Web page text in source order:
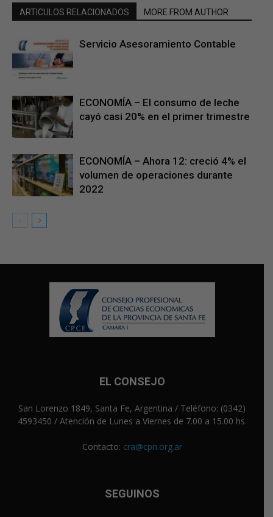
ARTICULOS RELACIONADOS MORE FROM AUTHOR
Servicio Asesoramiento Contable
ECONOMÍA – El consumo de leche
cayó casi 20% en el primer trimestre
ECONOMÍA – Ahora 12: creció 4% el
volumen de operaciones durante
2022
EL CONSEJO
San Lorenzo 1849, Santa Fe, Argentina / Teléfono: (0342)
4593450 / Atención de Lunes a Viernes de 7.00 a 15.00 hs.
Contacto: cra@cpn.org.ar
SEGUINOS